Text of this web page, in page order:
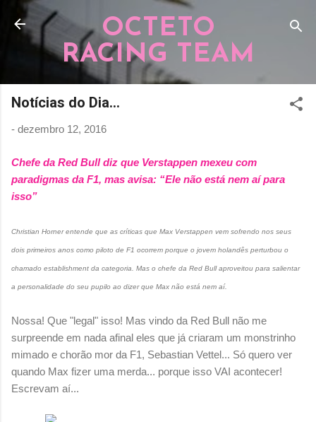
Pular para o conteúdo principal
OCTETO
RACING TEAM
Notícias do Dia...
- dezembro 12, 2016
Chefe da Red Bull diz que Verstappen mexeu com
paradigmas da F1, mas avisa: “Ele não está nem aí para
isso”
Christian Horner entende que as críticas que Max Verstappen vem sofrendo nos seus
dois primeiros anos como piloto de F1 ocorrem porque o jovem holandês perturbou o
chamado establishment da categoria. Mas o chefe da Red Bull aproveitou para salientar
a personalidade do seu pupilo ao dizer que Max não está nem aí.
Nossa! Que "legal" isso! Mas vindo da Red Bull não me
surpreende em nada afinal eles que já criaram um monstrinho
mimado e chorão mor da F1, Sebastian Vettel... Só quero ver
quando Max fizer uma merda... porque isso VAI acontecer!
Escrevam aí...